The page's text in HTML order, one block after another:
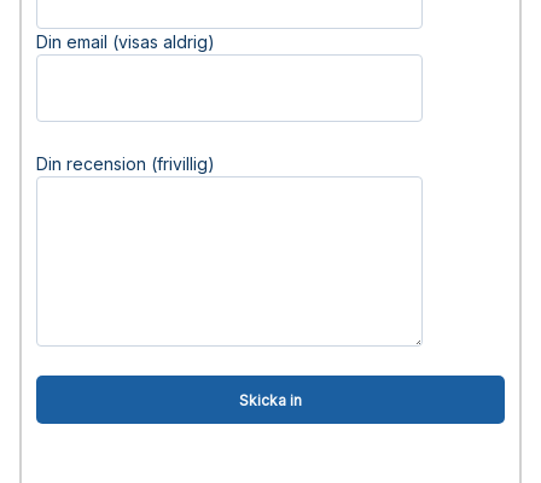
Din email (visas aldrig)
Din recension (frivillig)